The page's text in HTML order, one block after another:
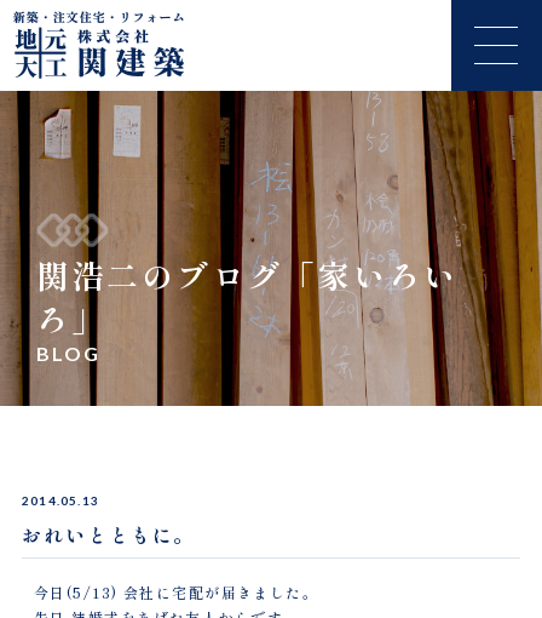
関浩二のブログ「家いろい
ろ」
BLOG
2014.05.13
おれいとともに。
今日(5/13) 会社に宅配が届きました。